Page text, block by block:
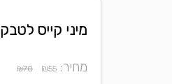
מיני קייס לטבק TAIYOO - בורדו - FLOWER OF LIFE
מחיר: ₪55
₪70